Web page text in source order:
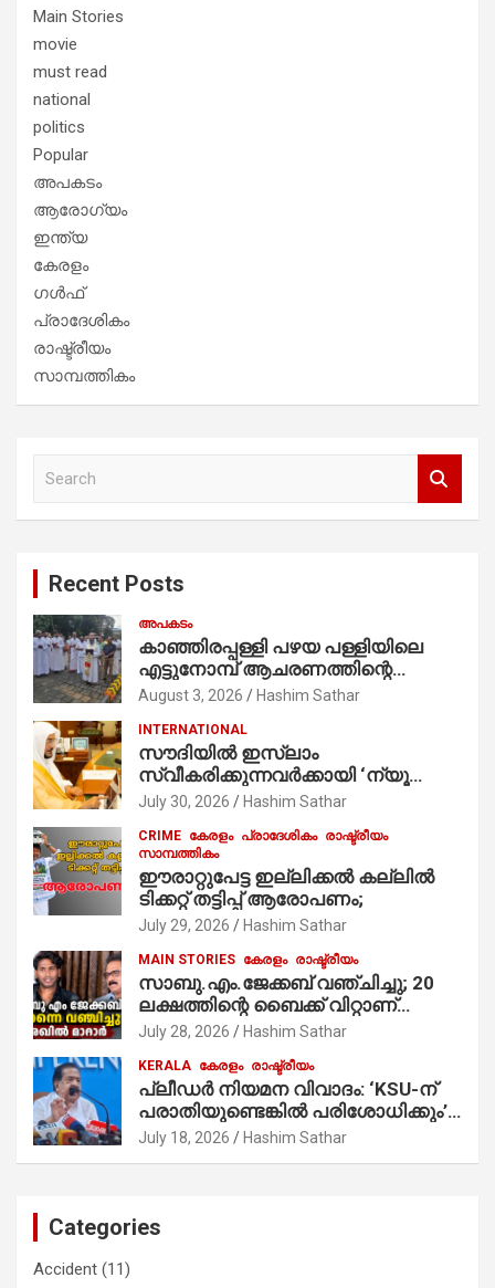
Main Stories
movie
must read
national
politics
Popular
അപകടം
ആരോഗ്യം
ഇന്ത്യ
കേരളം
ഗൾഫ്
പ്രാദേശികം
രാഷ്ട്രീയം
സാമ്പത്തികം
Recent Posts
അപകടം
കാഞ്ഞിരപ്പള്ളി പഴയ പള്ളിയിലെ
എട്ടുനോമ്പ് ആചരണത്തിന്റെ
ഭാഗമായുള്ള പന്തലിന്റെ കാൽനാട്ട്
കുര്യൻ താമരശ്ശേരി
നിർവഹിക്കുന്നു.
August 3, 2026 Hashim Sathar
INTERNATIONAL
സൗദിയില്‍ ഇസ്‌ലാം
സ്വീകരിക്കുന്നവര്‍ക്കായി ‘ന്യൂ
മുസ്ലിം’ ഡിജിറ്റല്‍ കാര്‍ഡ് സേവനം
July 30, 2026 Hashim Sathar
CRIME കേരളം പ്രാദേശികം രാഷ്ട്രീയം
സാമ്പത്തികം
ഈരാറ്റുപേട്ട ഇല്ലിക്കൽ കല്ലിൽ
ടിക്കറ്റ് തട്ടിപ്പ് ആരോപണം;
July 29, 2026 Hashim Sathar
MAIN STORIES കേരളം രാഷ്ട്രീയം
സാബു.എം.ജേക്കബ് വഞ്ചിച്ചു; 20
ലക്ഷത്തിന്റെ ബൈക്ക് വിറ്റാണ്
തൃക്കാക്കരയില്‍ മത്സരിച്ചത്!
മാത്രമാണ് ഉണ്ടായിരുന്നത്;
സാബുവിന്റേത് വ്യക്തിപരമായ
നേട്ടത്തിനുള്ള പാര്‍ട്ടി; ഇപ്പോള്‍
ഫോണ്‍ വിളിച്ചാല്‍ എടുക്കില്ല;
തിരഞ്ഞെടുപ്പിലെ ദുരനുഭവങ്ങള്‍
July 28, 2026 Hashim Sathar
KERALA കേരളം രാഷ്ട്രീയം
പ്ലീഡർ നിയമന വിവാദം: ‘KSU-ന്
പരാതിയുണ്ടെങ്കിൽ പരിശോധിക്കും’;
രമേശ് ചെന്നിത്തല
July 18, 2026 Hashim Sathar
Categories
Accident (11)